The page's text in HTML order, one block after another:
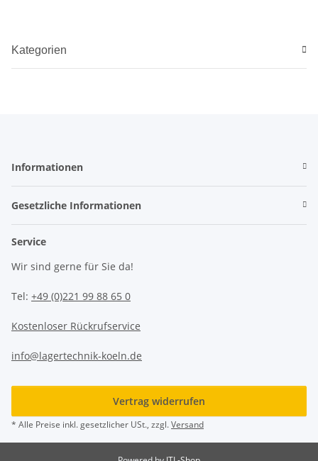
Kategorien
Informationen
Gesetzliche Informationen
Service
Wir sind gerne für Sie da!
Tel: +49 (0)221 99 88 65 0
Kostenloser Rückrufservice
info@lagertechnik-koeln.de
Vertrag widerrufen
* Alle Preise inkl. gesetzlicher USt., zzgl.Versand